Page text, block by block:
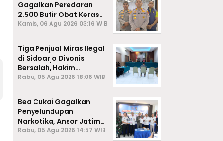
Gagalkan Peredaran
2.500 Butir Obat Keras
Daftar G, Satu Pengedar
Kamis, 06 Agu 2026 03:16 WIB
Tiga Penjual Miras Ilegal
di Sidoarjo Divonis
Bersalah, Hakim
Jatuhkan Denda hingga
Rabu, 05 Agu 2026 18:06 WIB
Bea Cukai Gagalkan
Penyelundupan
Narkotika, Ansor Jatim
Negara Tak Kalah dari
Rabu, 05 Agu 2026 14:57 WIB